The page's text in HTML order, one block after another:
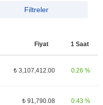
Filtreler
Fiyat 1 Saat
₺ 3,107,412.00 0.26 %
₺ 91,790.08 0.43 %